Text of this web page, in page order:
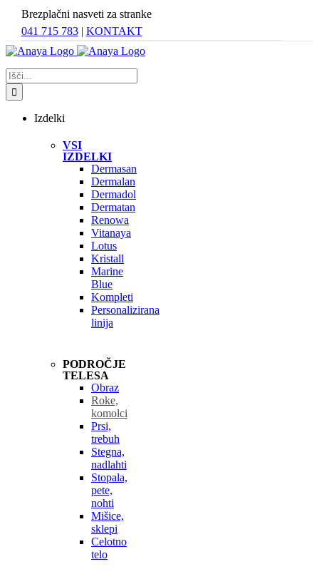
Skip
content
Brezplačni nasveti za stranke
041 715 783| KONTAKT
Search
for:
Izdelki
VSI
IZDELKI
Dermasan
Dermalan
Dermadol
Dermatan
Renowa
Vitanaya
Lotus
Kristall
Marine
Blue
Kompleti
Personalizirana
linija
PODROČJE
TELESA
Obraz
Roke,
komolci
Prsi,
trebuh
Stegna,
nadlahti
Stopala,
pete,
nohti
Mišice,
sklepi
Celotno
telo